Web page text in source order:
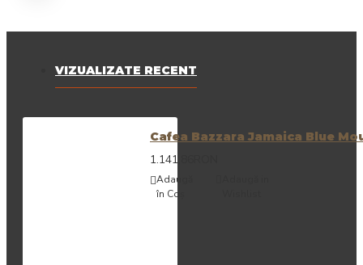
VIZUALIZATE RECENT
Cafea Bazzara Jamaica Blue
1.141,86RON
Adaugă
în Coş